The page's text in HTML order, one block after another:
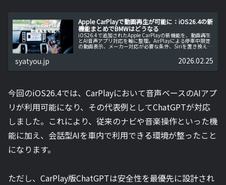
Apple CarPlayで動画再生が可能に：iOS26.4の新
機能まとめでBMWはどうなる
iOS26.4で追加されたApple CarPlayの新機能を、動画再生
とAI音声アプリ対応を軸に整理。AirPlayによる停車中限定
の動画表示、メーカー対応が必要な条件、Siriを置き換えな
未定である点も含め、実用面の注意点をまとめます。
syatyou.jp 2026.02.25
今回のiOS26.4では、CarPlayにおいて音声ベースのAIアプ
リが利用可能になり、その代表例としてChatGPTが対応
しました。これにより、従来のナビや音楽操作といった機
能に加え、会話型AIを車内で利用できる環境が整ったこと
になります。
ただし、CarPlay版ChatGPTは安全性を最優先に設計され